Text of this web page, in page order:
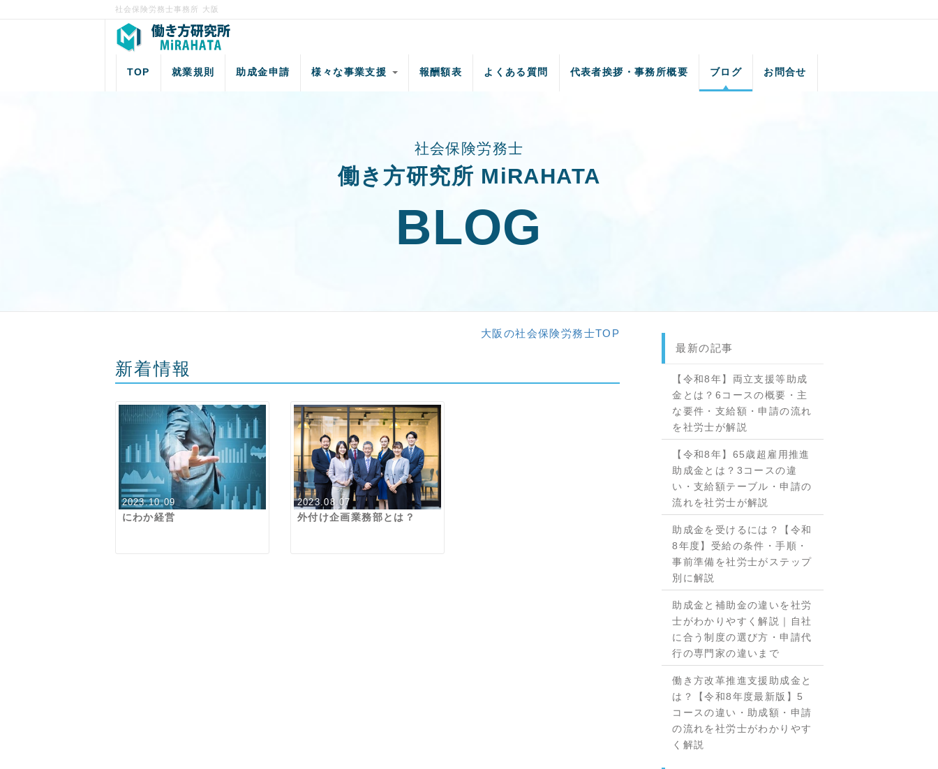
社会保険労務士事務所 大阪
TOP 就業規則 助成金申請 様々な事業支援 報酬額表 よくある質問 代表者挨拶・事務所概要 ブログ お問合せ
社会保険労務士
働き方研究所 MiRAHATA
BLOG
大阪の社会保険労務士TOP
新着情報
2023.10.09
にわか経営
2023.08.07
外付け企画業務部とは？
最新の記事
【令和8年】両立支援等助成
金とは？6コースの概要・主
な要件・支給額・申請の流れ
を社労士が解説
【令和8年】65歳超雇用推進
助成金とは？3コースの違
い・支給額テーブル・申請の
流れを社労士が解説
助成金を受けるには？【令和
8年度】受給の条件・手順・
事前準備を社労士がステップ
別に解説
助成金と補助金の違いを社労
士がわかりやすく解説｜自社
に合う制度の選び方・申請代
行の専門家の違いまで
働き方改革推進支援助成金と
は？【令和8年度最新版】5
コースの違い・助成額・申請
の流れを社労士がわかりやす
く解説